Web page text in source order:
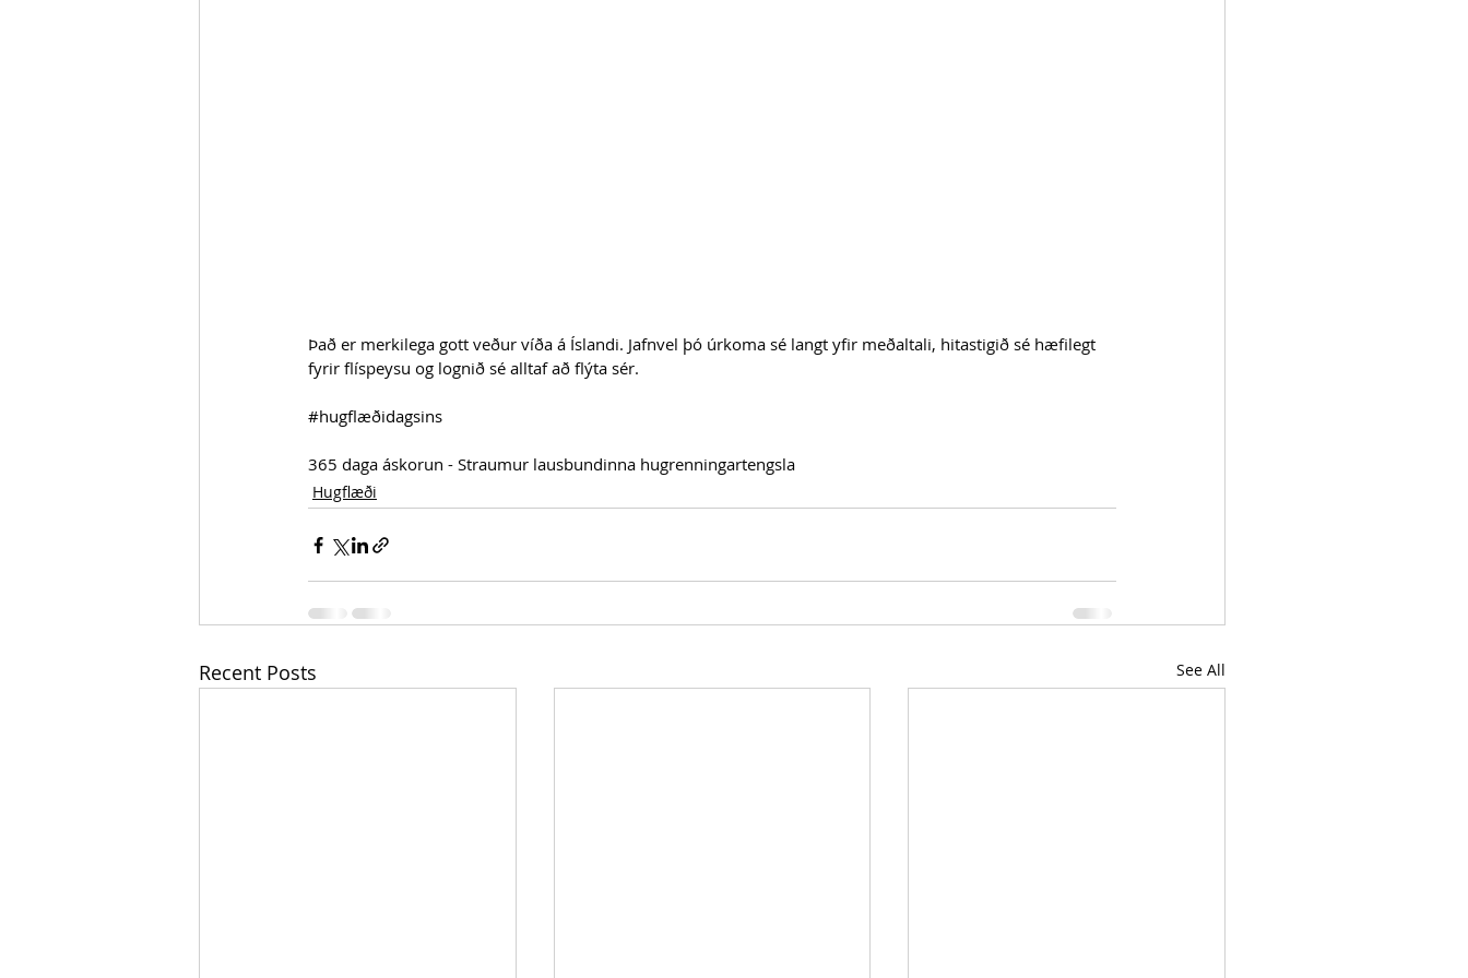
Það er merkilega gott veður víða á Íslandi. Jafnvel þó úrkoma sé langt yfir meðaltali, hitastigið sé hæfilegt
fyrir flíspeysu og lognið sé alltaf að flýta sér.
#hugflæðidagsins
365 daga áskorun - Straumur lausbundinna hugrenningartengsla
Hugflæði
Recent Posts See All